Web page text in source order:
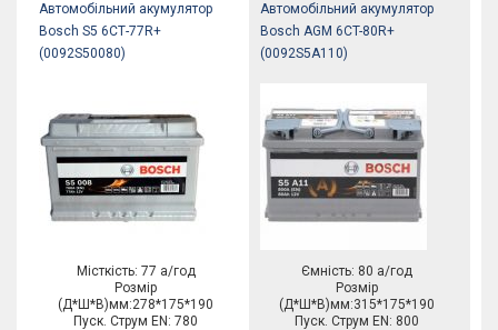
Автомобільний акумулятор
Bosch S5 6СТ-77R+
(0092S50080)
Місткість: 77 а/год
Розмір
(Д*Ш*В)мм:278*175*190
Пуск. Струм EN: 780
Автомобільний акумулятор
Bosch AGM 6CT-80R+
(0092S5A110)
Ємність: 80 а/год
Розмір
(Д*Ш*В)мм:315*175*190
Пуск. Струм EN: 800